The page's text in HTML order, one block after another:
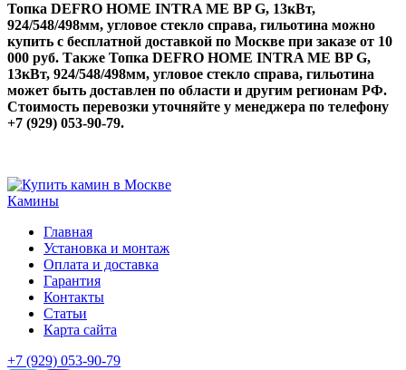
Топка DEFRO HOME INTRA ME BP G, 13кВт,
924/548/498мм, угловое стекло справа, гильотина можно
купить с бесплатной доставкой по Москве при заказе от 10
000 руб. Также Топка DEFRO HOME INTRA ME BP G,
13кВт, 924/548/498мм, угловое стекло справа, гильотина
может быть доставлен по области и другим регионам РФ.
Стоимость перевозки уточняйте у менеджера по телефону
+7 (929) 053-90-79.
Камины
Главная
Установка и монтаж
Оплата и доставка
Гарантия
Контакты
Статьи
Карта сайта
+7 (929) 053-90-79